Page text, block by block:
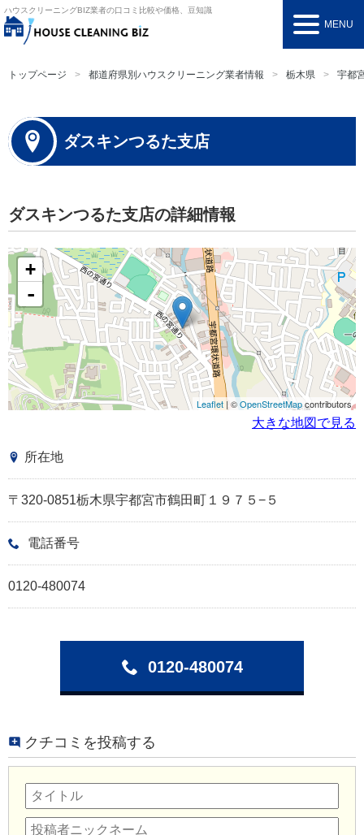
ハウスクリーニングBIZ業者の口コミ比較や価格、豆知識
MENU
トップページ 都道府県別ハウスクリーニング業者情報 栃木県 宇都
ダスキンつるた支店
ダスキンつるた支店の詳細情報
+
-
Leaflet | ©OpenStreetMapcontributors
大きな地図で見る
所在地
〒320-0851栃木県宇都宮市鶴田町１９７５−５
電話番号
0120-480074
0120-480074
クチコミを投稿する